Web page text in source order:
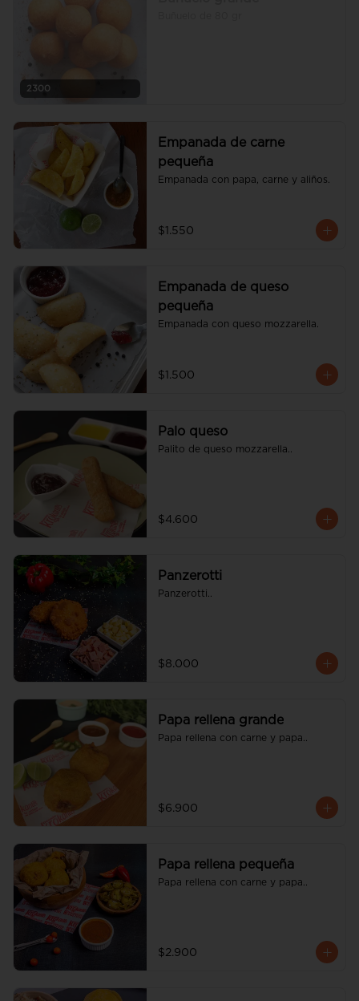
2300
Empanada de carne
pequeña
Empanada con papa, carne y aliños.
$1.550
Empanada de queso
pequeña
Empanada con queso mozzarella.
$1.500
Palo queso
Palito de queso mozzarella..
$4.600
Panzerotti
Panzerotti..
$8.000
Papa rellena grande
Papa rellena con carne y papa..
$6.900
Papa rellena pequeña
Papa rellena con carne y papa..
$2.900